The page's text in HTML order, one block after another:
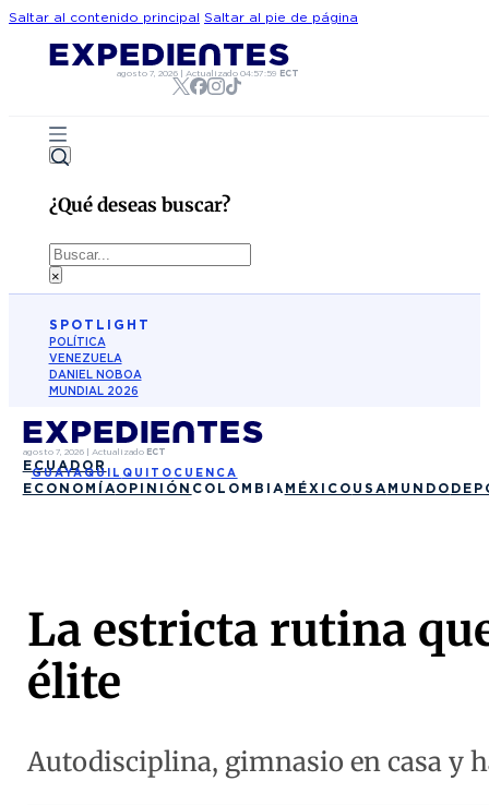
Saltar al contenido principal Saltar al pie de página
agosto 7, 2026| Actualizado 04:57:59 ECT
¿Qué deseas buscar?
Buscar
×
SPOTLIGHT
POLÍTICA
VENEZUELA
DANIEL NOBOA
MUNDIAL 2026
agosto 7, 2026| Actualizado ECT
ECUADOR
GUAYAQUIL QUITO CUENCA
ECONOMÍAOPINIÓN COLOMBIA MÉXICO USA MUNDO
La estricta rutina
élite
Autodisciplina, gimnasio en casa y